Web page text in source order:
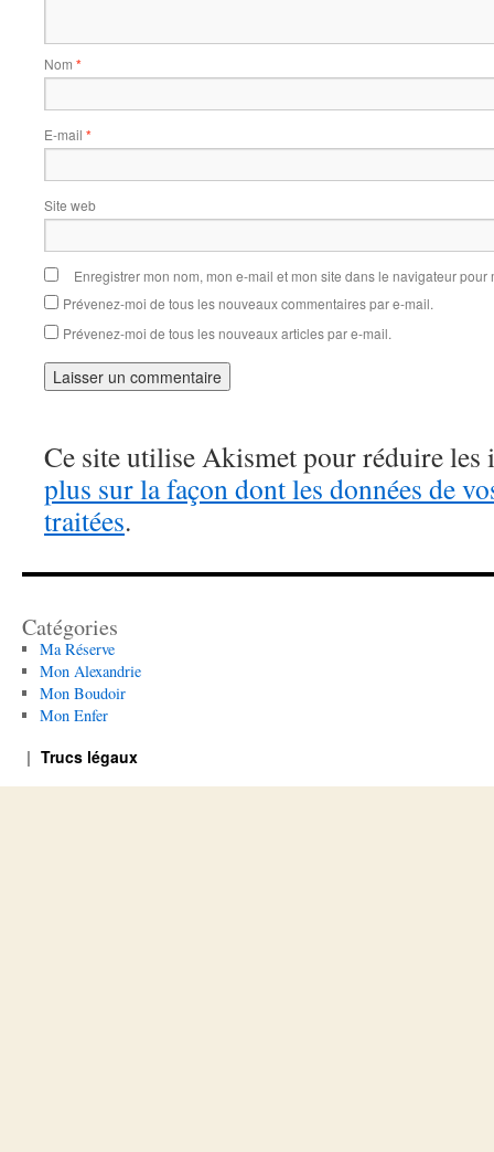
Nom *
E-mail *
Site web
Enregistrer mon nom, mon e-mail et mon site dans le navigateur
Prévenez-moi de tous les nouveaux commentaires par e-mail.
Prévenez-moi de tous les nouveaux articles par e-mail.
Ce site utilise Akismet pour réduire les
plus sur la façon dont les données de
traitées.
Catégories
Ma Réserve
Mon Alexandrie
Mon Boudoir
Mon Enfer
Trucs légaux